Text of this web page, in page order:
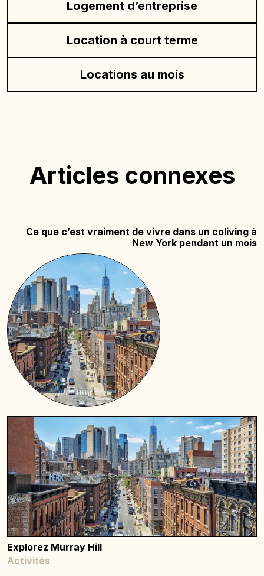
Logement d’entreprise
Location à court terme
Locations au mois
Articles connexes
Ce que c’est vraiment de vivre dans un coliving à
New York pendant un mois
Explorez Murray Hill
Activités